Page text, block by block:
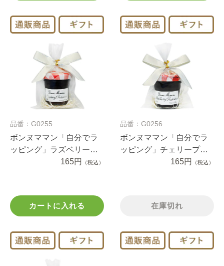
品番：G0255
ボンヌママン「自分でラ
ッピング」ラズベリープ
チジャム（1セット）
165円 （税込）
カートに入れる
品番：G0256
ボンヌママン「自分でラ
ッピング」チェリープチ
ジャム（1セット）
165円 （税込）
在庫切れ